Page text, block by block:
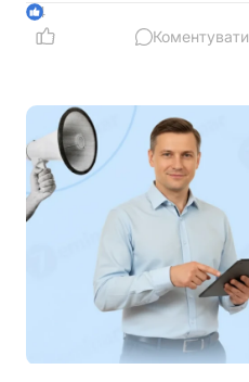
4
Коментувати